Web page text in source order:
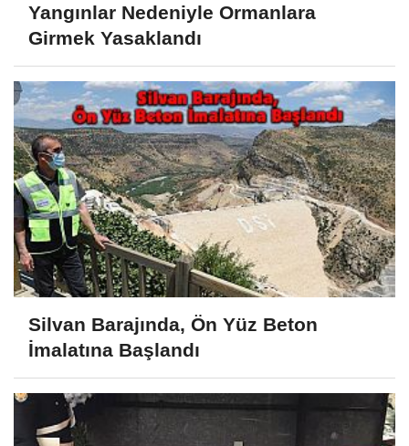
Yangınlar Nedeniyle Ormanlara
Girmek Yasaklandı
Silvan Barajında, Ön Yüz Beton
İmalatına Başlandı